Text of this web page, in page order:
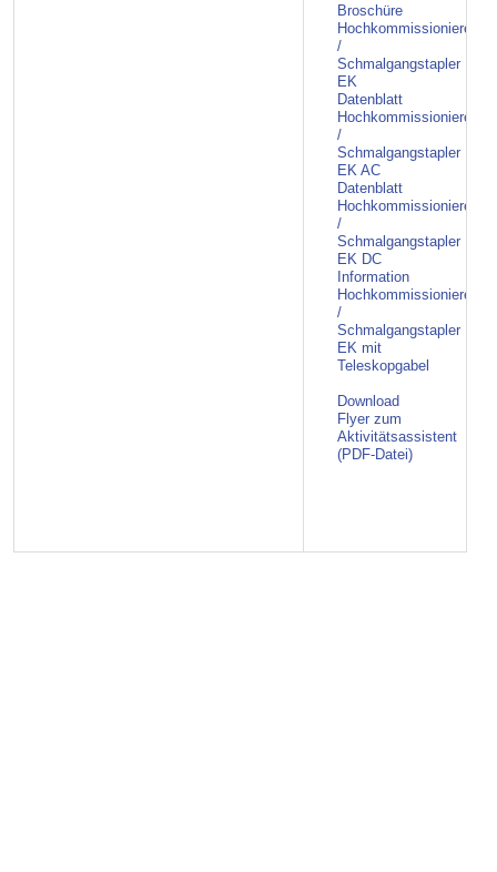
Broschüre
Hochkommissionierer
/
Schmalgangstapler
EK
Datenblatt
Hochkommissionierer
/
Schmalgangstapler
EK AC
Datenblatt
Hochkommissionierer
/
Schmalgangstapler
EK DC
Information
Hochkommissionierer
/
Schmalgangstapler
EK mit
Teleskopgabel
Download
Flyer zum
Aktivitätsassistent
(PDF-Datei)